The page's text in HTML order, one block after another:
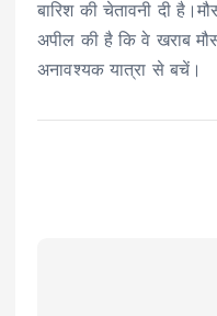
बारिश की चेतावनी दी
अपील की है कि वे खराब
अनावश्यक यात्रा से बचें।